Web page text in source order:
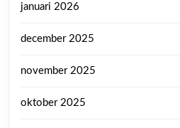
januari 2026
december 2025
november 2025
oktober 2025